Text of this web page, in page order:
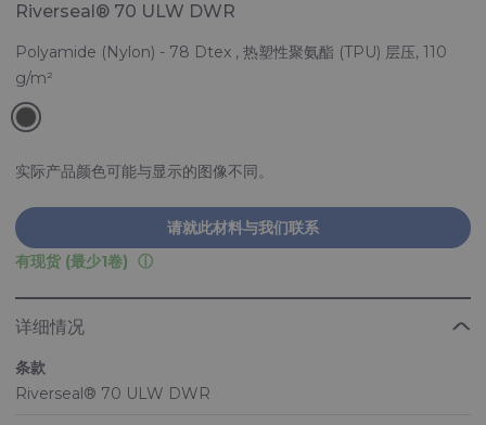
Riverseal® 70 ULW DWR
Polyamide (Nylon) - 78 Dtex , 热塑性聚氨酯 (TPU) 层压, 110
g/m²
实际产品颜色可能与显示的图像不同。
请就此材料与我们联系
有现货 (最少1卷)
详细情况
条款
Riverseal® 70 ULW DWR